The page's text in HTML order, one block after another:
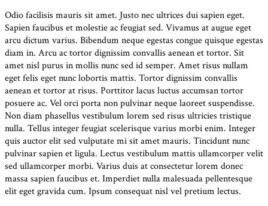
Odio facilisis mauris sit amet. Justo nec ultrices dui sapien eget.
Sapien faucibus et molestie ac feugiat sed. Vivamus at augue eget
arcu dictum varius. Bibendum neque egestas congue quisque egestas
diam in. Arcu ac tortor dignissim convallis aenean et tortor. Sit
amet nisl purus in mollis nunc sed id semper. Amet risus nullam
eget felis eget nunc lobortis mattis. Tortor dignissim convallis
aenean et tortor at risus. Porttitor lacus luctus accumsan tortor
posuere ac. Vel orci porta non pulvinar neque laoreet suspendisse.
Non diam phasellus vestibulum lorem sed risus ultricies tristique
nulla. Tellus integer feugiat scelerisque varius morbi enim. Integer
quis auctor elit sed vulputate mi sit amet mauris. Tincidunt nunc
pulvinar sapien et ligula. Lectus vestibulum mattis ullamcorper velit
sed ullamcorper morbi. Varius duis at consectetur lorem donec
massa sapien faucibus et. Imperdiet nulla malesuada pellentesque
elit eget gravida cum. Ipsum consequat nisl vel pretium lectus.